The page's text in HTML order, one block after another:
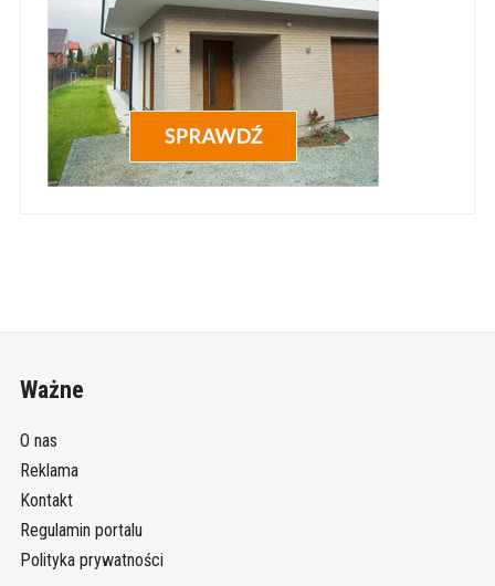
Ważne
O nas
Reklama
Kontakt
Regulamin portalu
Polityka prywatności